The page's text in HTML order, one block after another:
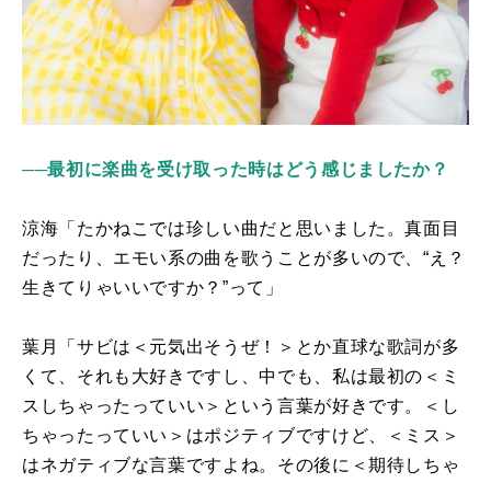
──最初に楽曲を受け取った時はどう感じましたか？
涼海「たかねこでは珍しい曲だと思いました。真面目
だったり、エモい系の曲を歌うことが多いので、“え？
生きてりゃいいですか？”って」
葉月「サビは＜元気出そうぜ！＞とか直球な歌詞が多
くて、それも大好きですし、中でも、私は最初の＜ミ
スしちゃったっていい＞という言葉が好きです。＜し
ちゃったっていい＞はポジティブですけど、＜ミス＞
はネガティブな言葉ですよね。その後に＜期待しちゃ